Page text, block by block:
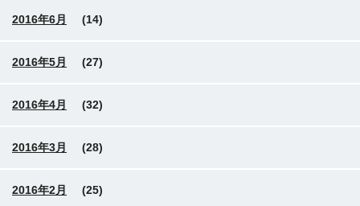
2016年6月 (14)
2016年5月 (27)
2016年4月 (32)
2016年3月 (28)
2016年2月 (25)